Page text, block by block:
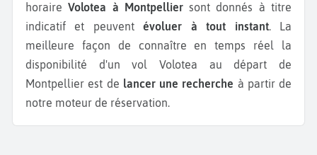
horaireVolotea à Montpelliersont donnés à titre
indicatif et peuventévoluer à tout instant. La
meilleure façon de connaître en temps réel la
disponibilité d'un vol Volotea au départ de
Montpellier est de lancer une recherche à partir de
notre moteur de réservation.